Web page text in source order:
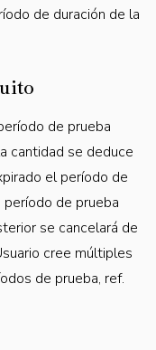
de duración de la
de prueba
cantidad se deduce
el período de
período de prueba
se cancelará de
cree múltiples
de prueba, ref.